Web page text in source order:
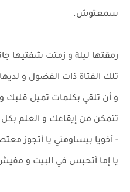
سمعتوش.
رمقتها ليلة و زمتت شفتيها
تلك الفتاة ذات الفضول و
و أن تلقي بكلمات تميل
تتمكن من إيقاعك و العلم
- أخويا بيساومني يا أتجوز
يا إما أتحبس في البيت و